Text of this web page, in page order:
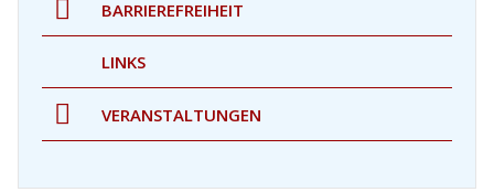
BARRIEREFREIHEIT
LINKS
VERANSTALTUNGEN